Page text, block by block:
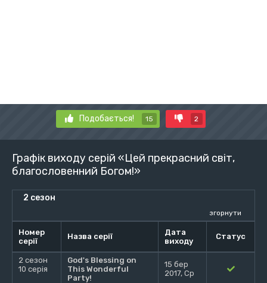
Подобається! 15 2
Графік виходу серій «Цей прекрасний світ,
благословенний Богом!»
2 сезон
згорнути
Номер
серії
Назва серії
Дата
виходу
Статус
2 сезон
10 серія
God's Blessing on
This Wonderful
Party!
15 бер
2017, Ср